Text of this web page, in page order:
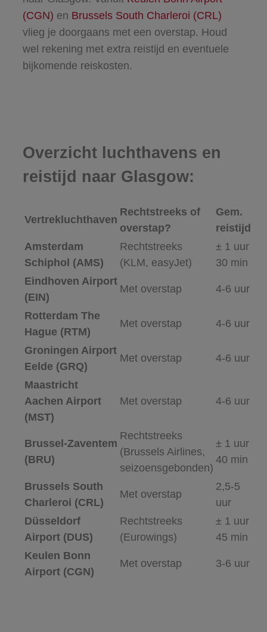
(CGN) en Brussels South Charleroi (CRL)
vlieg je doorgaans met een overstap. Houd
wel rekening met extra reistijd en eventuele
bijkomende reiskosten.
Overzicht luchthavens en
reistijd naar Glasgow:
Vertrekluchthaven
Rechtstreeks of
overstap?
Gem.
reistijd
Amsterdam
Schiphol (AMS)
Rechtstreeks
(KLM, easyJet)
± 1 uur
30 min
Eindhoven Airport
(EIN)
Met overstap 4-6 uur
Rotterdam The
Hague (RTM)
Met overstap 4-6 uur
Groningen Airport
Eelde (GRQ)
Met overstap 4-6 uur
Maastricht
Aachen Airport
(MST)
Met overstap 4-6 uur
Brussel-Zaventem
(BRU)
Rechtstreeks
(Brussels Airlines,
seizoensgebonden)
± 1 uur
40 min
Brussels South
Charleroi (CRL)
Met overstap
2,5-5
uur
Düsseldorf
Airport (DUS)
Rechtstreeks
(Eurowings)
± 1 uur
45 min
Keulen Bonn
Airport (CGN)
Met overstap 3-6 uur